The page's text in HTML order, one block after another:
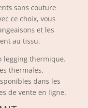
sans couture
ce choix, vous
et les
au tissu.
legging thermique.
thermales,
dans les
de vente en ligne.